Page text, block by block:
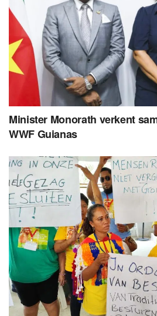
Minister Monorath verkent
WWF Guianas